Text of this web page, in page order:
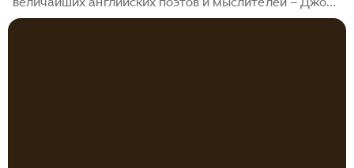
Мильтон. Его литературное наследство – поэмы